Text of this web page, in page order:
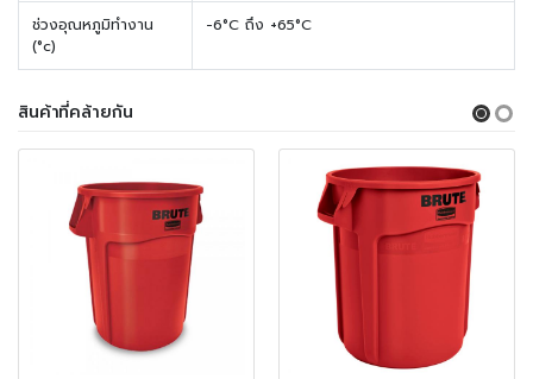
ช่วงอุณหภูมิทำงาน
(°c)
-6°C ถึง +65°C
สินค้าที่คล้ายกัน